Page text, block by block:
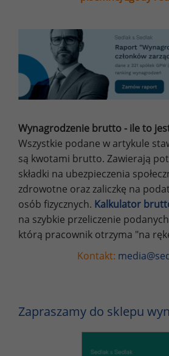
Wynagrodzenie brutto - ile to
Wszystkie podane w artykule
są kwotami brutto. Zawierają
składki na ubezpieczenia
zdrowotne oraz zaliczkę na
osób fizycznych. Kalkulator
na szybkie przeliczenie
którą pracownik otrzyma "na
Kontakt:
Zapraszamy do sklepu